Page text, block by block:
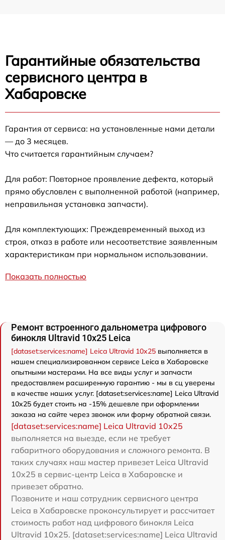
Гарантийные обязательства
сервисного центра в
Хабаровске
Гарантия от сервиса: на установленные нами детали
— до 3 месяцев.
Что считается гарантийным случаем?
Для работ: Повторное проявление дефекта, который
прямо обусловлен с выполненной работой (например,
неправильная установка запчасти).
Для комплектующих: Преждевременный выход из
строя, отказ в работе или несоответствие заявленным
характеристикам при нормальном использовании.
Показать полностью
Ремонт встроенного дальнометра цифрового
бинокля Ultravid 10x25 Leica
[dataset:services:name] Leica Ultravid 10x25 выполняется в
нашем специализированном сервисе Leica в Хабаровске
опытными мастерами. На все виды услуг и запчасти
предоставляем расширенную гарантию - мы в сц уверены
в качестве наших услуг. [dataset:services:name] Leica Ultravid
10x25 будет стоить на -15% дешевле при оформлении
заказа на сайте через звонок или форму обратной связи.
[dataset:services:name] Leica Ultravid 10x25
выполняется на выезде, если не требует
габаритного оборудования и сложного ремонта. В
таких случаях наш мастер привезет Leica Ultravid
10x25 в сервис-центр Leica в Хабаровске и
привезет обратно.
Позвоните и наш сотрудник сервисного центра
Leica в Хабаровске проконсультирует и рассчитает
стоимость работ над цифрового бинокля Leica
Ultravid 10x25. [dataset:services:name] Leica Ultravid